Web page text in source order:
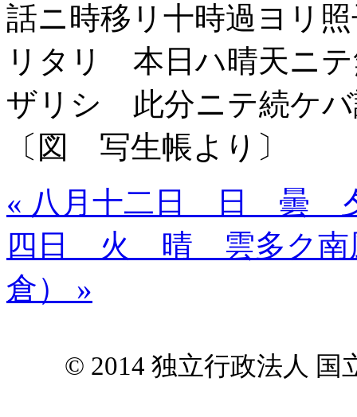
話ニ時移リ十時過ヨリ
リタリ 本日ハ晴天ニ
ザリシ 此分ニテ続ケバ
〔図 写生帳より〕
« 八月十二日 日 曇
四日 火 晴 雲多ク南
倉） »
© 2014 独立行政法人 国